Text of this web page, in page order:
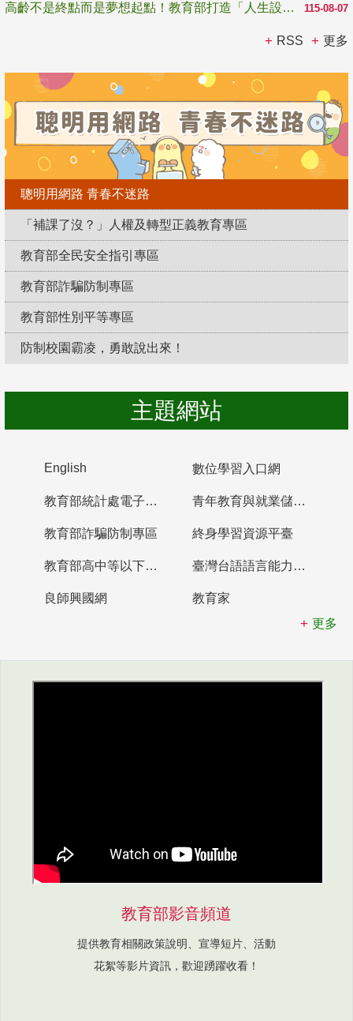
115-08-07
高齡不是終點而是夢想起點！教育部打造「人生設計夢工場」 參展第3屆高齡健康產業博覽會
RSS 更多
聰明用網路 青春不迷路
「補課了沒？」人權及轉型正義教育專區
教育部全民安全指引專區
教育部詐騙防制專區
教育部性別平等專區
防制校園霸凌，勇敢說出來！
主題網站
English 數位學習入口網
教育部統計處電子書櫃 青年教育與就業儲蓄帳戶
教育部詐騙防制專區 終身學習資源平臺
教育部高中等以下學校及幼兒園教師資格檢定考試 臺灣台語語言能力認證網站
良師興國網
教育家
更多
教育部影音頻道
提供教育相關政策說明、宣導短片、活動
花絮等影片資訊，歡迎踴躍收看！